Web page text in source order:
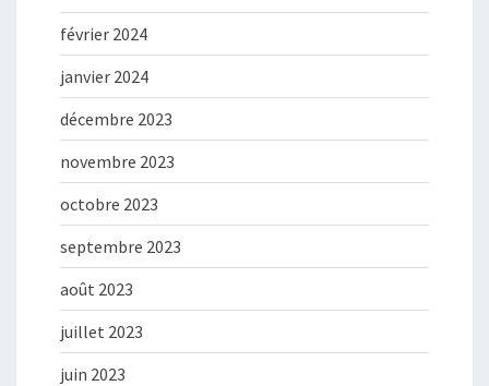
février 2024
janvier 2024
décembre 2023
novembre 2023
octobre 2023
septembre 2023
août 2023
juillet 2023
juin 2023